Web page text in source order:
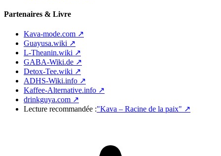
Partenaires & Livre
Kava-mode.com ↗
Guayusa.wiki ↗
L-Theanin.wiki ↗
GABA-Wiki.de ↗
Detox-Tee.wiki ↗
ADHS-Wiki.info ↗
Kaffee-Alternative.info ↗
drinkguya.com ↗
Lecture recommandée :"Kava – Racine de la paix" ↗